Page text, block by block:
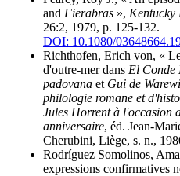
and Fierabras », Kentucky
26:2, 1979, p. 125-132.
DOI: 10.1080/
Richthofen, Erich von, «
d'outre-mer dans El Conde
padovana et Gui de
philologie romane et
Jules Horrent à l'occasion
anniversaire, éd. Jean-
Cherubini, Liège, s. n.,
Rodríguez Somolinos,
expressions confirmatives